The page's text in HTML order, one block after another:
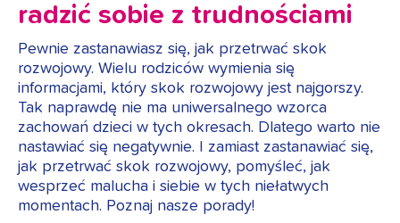
radzić sobie z trudnościami
Pewnie zastanawiasz się, jak przetrwać skok
rozwojowy. Wielu rodziców wymienia się
informacjami, który skok rozwojowy jest najgorszy.
Tak naprawdę nie ma uniwersalnego wzorca
zachowań dzieci w tych okresach. Dlatego warto nie
nastawiać się negatywnie. I zamiast zastanawiać się,
jak przetrwać skok rozwojowy, pomyśleć, jak
wesprzeć malucha i siebie w tych niełatwych
momentach. Poznaj nasze porady!